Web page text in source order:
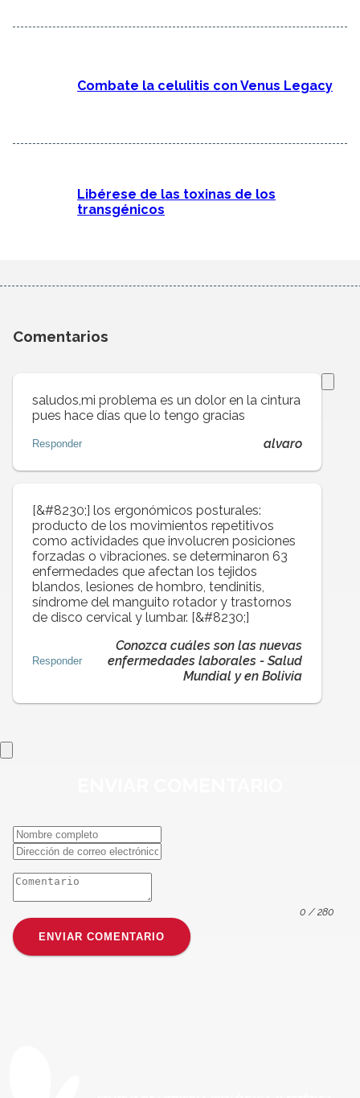
Combate la celulitis con Venus Legacy
Libérese de las toxinas de los
transgénicos
Comentarios
saludos,mi problema es un dolor en la cintura
pues hace días que lo tengo gracias
Responder alvaro
[&#8230;] los ergonómicos posturales:
producto de los movimientos repetitivos
como actividades que involucren posiciones
forzadas o vibraciones. se determinaron 63
enfermedades que afectan los tejidos
blandos, lesiones de hombro, tendinitis,
síndrome del manguito rotador y trastornos
de disco cervical y lumbar. [&#8230;]
Responder
Conozca cuáles son las nuevas
enfermedades laborales - Salud
Mundial y en Bolivia
0 / 280
ENVIAR COMENTARIO